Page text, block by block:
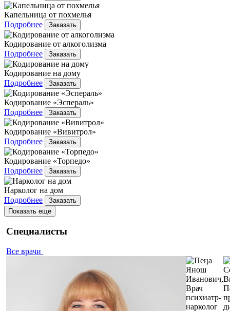
Капельница от похмелья
Подробнее
Заказать
Кодирование от алкоголизма
Подробнее
Заказать
Кодирование на дому
Подробнее
Заказать
Кодирование «Эспераль»
Подробнее
Заказать
Кодирование «Вивитрол»
Подробнее
Заказать
Кодирование «Торпедо»
Подробнее
Заказать
Нарколог на дом
Подробнее
Заказать
Показать еще
Специалисты
Все врачи